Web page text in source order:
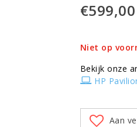
€599,00
Niet op
Bekijk onze
HP
Aan